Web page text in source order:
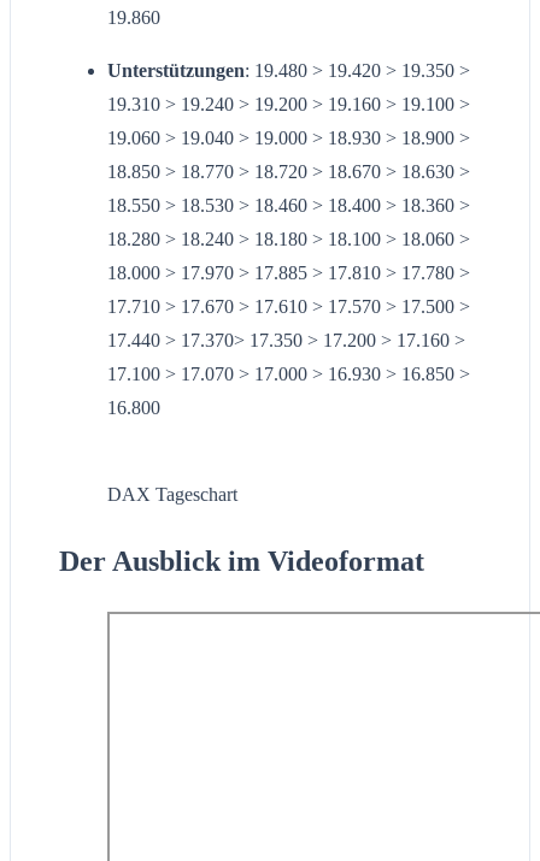
19.860
Unterstützungen: 19.480 > 19.420 > 19.350 >
19.310 > 19.240 > 19.200 > 19.160 > 19.100 >
19.060 > 19.040 > 19.000 > 18.930 > 18.900 >
18.850 > 18.770 > 18.720 > 18.670 > 18.630 >
18.550 > 18.530 > 18.460 > 18.400 > 18.360 >
18.280 > 18.240 > 18.180 > 18.100 > 18.060 >
18.000 > 17.970 > 17.885 > 17.810 > 17.780 >
17.710 > 17.670 > 17.610 > 17.570 > 17.500 >
17.440 > 17.370> 17.350 > 17.200 > 17.160 >
17.100 > 17.070 > 17.000 > 16.930 > 16.850 >
16.800
DAX Tageschart
Der Ausblick im Videoformat